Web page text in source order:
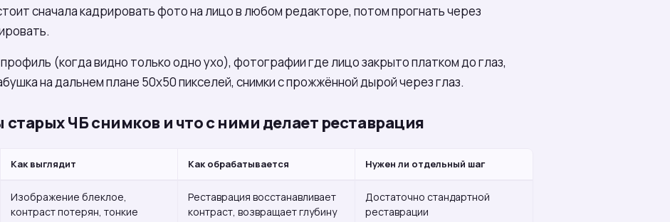
сначала кадрировать фото на лицо в любом редакторе, потом прогнать через
(когда видно только одно ухо), фотографии где лицо закрыто платком до глаз,
на дальнем плане 50х50 пикселей, снимки с прожжённой дырой через глаз.
ЧБ снимков и что с ними делает реставрация
Как выглядит Как обрабатывается Нужен ли отдельный шаг
Изображение блеклое,
контраст потерян, тонкие
Реставрация восстанавливает
контраст, возвращает глубину
Достаточно стандартной
реставрации